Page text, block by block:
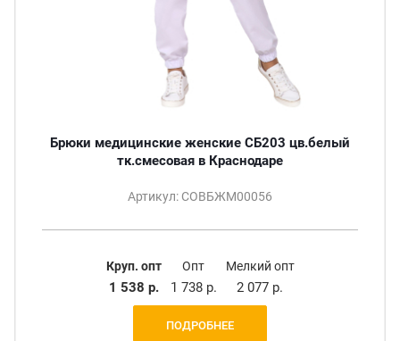
Брюки медицинские женские СБ203 цв.белый
тк.смесовая в Краснодаре
Артикул: СОВБЖМ00056
Круп. опт
1 538 р.
Опт
1 738 р.
Мелкий опт
2 077 р.
ПОДРОБНЕЕ